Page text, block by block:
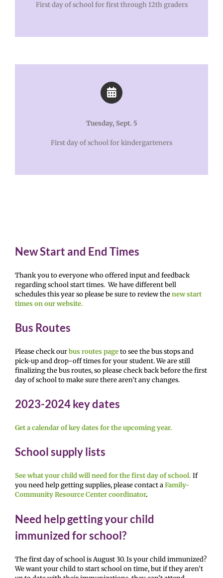
First day of school for first through 12th graders
Tuesday, Sept. 5
First day of school for kindergarteners
New Start and End Times
Thank you to everyone who offered input and feedback
regarding school start times. We have different bell
schedules this year so please be sure to review thenew start
times on our website.
Bus Routes
Please check ourbus routes pageto see the bus stops and
pick-up and drop-off times for your student. We are still
finalizing the bus routes, so please check back before the first
day of school to make sure there aren’t any changes.
2023-2024 key dates
Get a calendar of key dates for the upcoming year.
School supply lists
See what your child will need for the first day of school. If
you need help getting supplies, please contact aFamily-
Community Resource Center coordinator.
Need help getting your child
immunized for school?
The first day of school is August 30. Is your child immunized?
We want your child to start school on time, but if they aren’t